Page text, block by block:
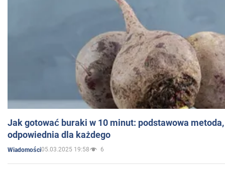
Jak gotować buraki w 10 minut: podstawowa
odpowiednia dla każdego
Wiadomości05.03.2025 19:58 6